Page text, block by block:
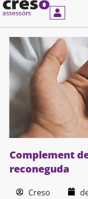
Vés
al
Complement
reconeguda
Creso